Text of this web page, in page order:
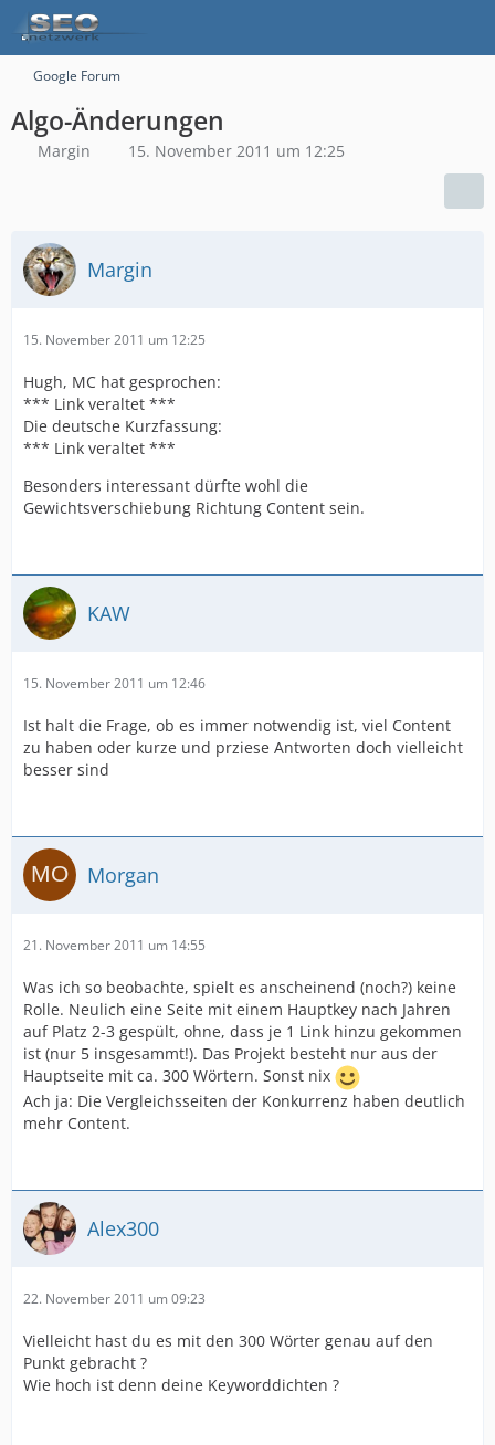
Google Forum
Algo-Änderungen
Margin 15. November 2011 um 12:25
Margin
15. November 2011 um 12:25
Hugh, MC hat gesprochen:
*** Link veraltet ***
Die deutsche Kurzfassung:
*** Link veraltet ***
Besonders interessant dürfte wohl die
Gewichtsverschiebung Richtung Content sein.
KAW
15. November 2011 um 12:46
Ist halt die Frage, ob es immer notwendig ist, viel Content
zu haben oder kurze und prziese Antworten doch vielleicht
besser sind
Morgan
21. November 2011 um 14:55
Was ich so beobachte, spielt es anscheinend (noch?) keine
Rolle. Neulich eine Seite mit einem Hauptkey nach Jahren
auf Platz 2-3 gespült, ohne, dass je 1 Link hinzu gekommen
ist (nur 5 insgesammt!). Das Projekt besteht nur aus der
Hauptseite mit ca. 300 Wörtern. Sonst nix
Ach ja: Die Vergleichsseiten der Konkurrenz haben deutlich
mehr Content.
Alex300
22. November 2011 um 09:23
Vielleicht hast du es mit den 300 Wörter genau auf den
Punkt gebracht ?
Wie hoch ist denn deine Keyworddichten ?